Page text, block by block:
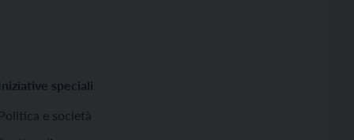
Iniziative speciali
Politica e società